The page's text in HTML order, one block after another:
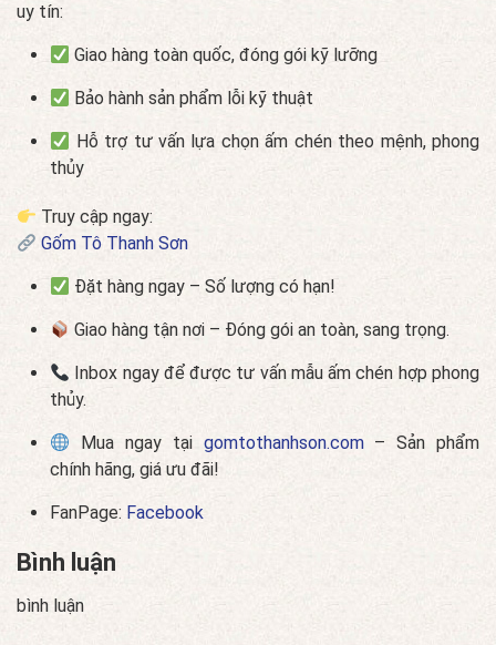
uy tín:
Giao hàng toàn quốc, đóng gói kỹ lưỡng
Bảo hành sản phẩm lỗi kỹ thuật
Hỗ trợ tư vấn lựa chọn ấm chén theo mệnh, phong
thủy
Truy cập ngay:
Gốm Tô Thanh Sơn
Đặt hàng ngay – Số lượng có hạn!
Giao hàng tận nơi – Đóng gói an toàn, sang trọng.
Inbox ngay để được tư vấn mẫu ấm chén hợp phong
thủy.
Mua ngay tại gomtothanhson.com– Sản phẩm
chính hãng, giá ưu đãi!
FanPage: Facebook
Bình luận
bình luận